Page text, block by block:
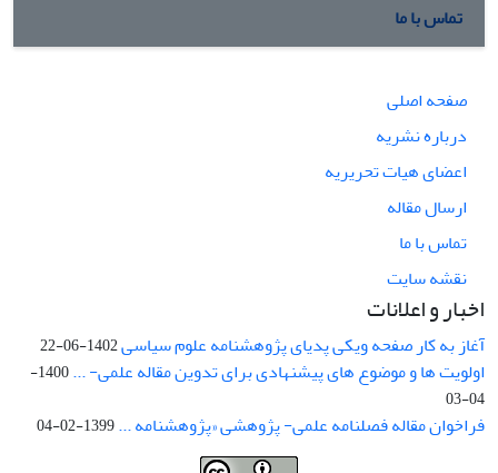
تماس با ما
صفحه اصلی
درباره نشریه
اعضای هیات تحریریه
ارسال مقاله
تماس با ما
نقشه سایت
اخبار و اعلانات
آغاز به کار صفحه ویکی پدیای پژوهشنامه علوم سیاسی1402-06-22
اولویت ها و موضوع های پیشنهادی برای تدوین مقاله علمی- ...
1400-
04-03
فراخوان مقاله فصلنامه علمی- پژوهشی «پژوهشنامه ...1399-02-04